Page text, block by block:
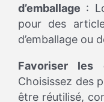
d’emballage :
pour des
d’emballage ou
Favoriser les
Choisissez des
être réutilisé,